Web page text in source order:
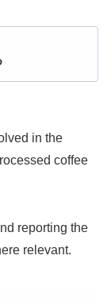
in the
coffee
reporting the
relevant.